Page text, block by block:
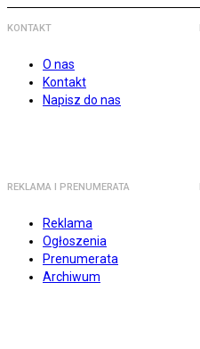
KONTAKT
O nas
Kontakt
Napisz do nas
REKLAMA I PRENUMERATA
Reklama
Ogłoszenia
Prenumerata
Archiwum